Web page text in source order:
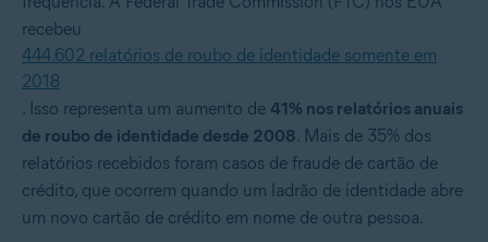
recebeu
444.602 relatórios de roubo de identidade somente em
2018
. Isso representa um aumento de 41% nos relatórios anuais
de roubo de identidade desde 2008. Mais de 35% dos
relatórios recebidos foram casos de fraude de cartão de
crédito, que ocorrem quando um ladrão de identidade abre
um novo cartão de crédito em nome de outra pessoa.